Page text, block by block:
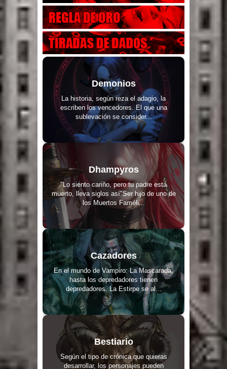
Demonios
La historia, según reza el adagio, la
escriben los vencedores. El que una
sublevación se consider...
Dhampyros
"Lo siento cariño, pero tu padre está
muerto, lleva siglos así"Ser hijo de uno de
los Muertos Faméli...
Cazadores
En el mundo de Vampiro: La Mascarada,
hasta los depredadores tienen
depredadores. La Estirpe se al...
Bestiario
Según el tipo de crónica que quieras
desarrollar, los personajes pueden